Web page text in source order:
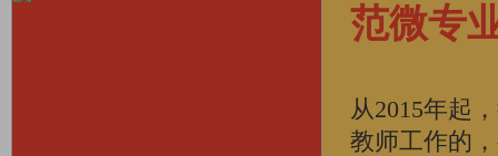
范微专
从2015年起
教师工作的